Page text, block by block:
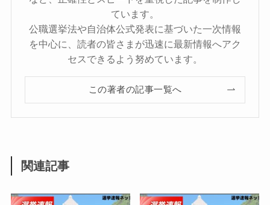
ています。
公職選挙法や自治体公式発表に基づいた一次情報
を中心に、読者の皆さまが迅速に最新情報へアク
セスできるよう努めています。
この著者の記事一覧へ
関連記事